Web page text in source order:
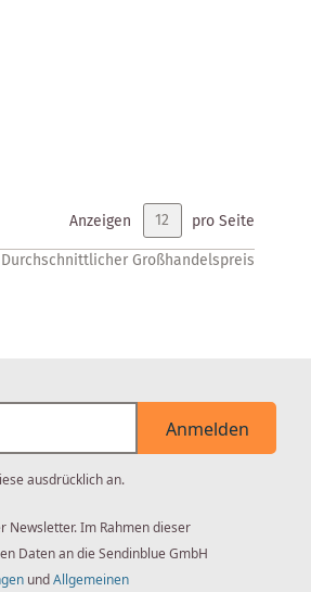
Anzeigen
pro Seite
Großhandelspreis
Anmelden
ausdrücklich an.
Newsletter. Im Rahmen dieser
Daten an die Sendinblue GmbH
undAllgemeinen